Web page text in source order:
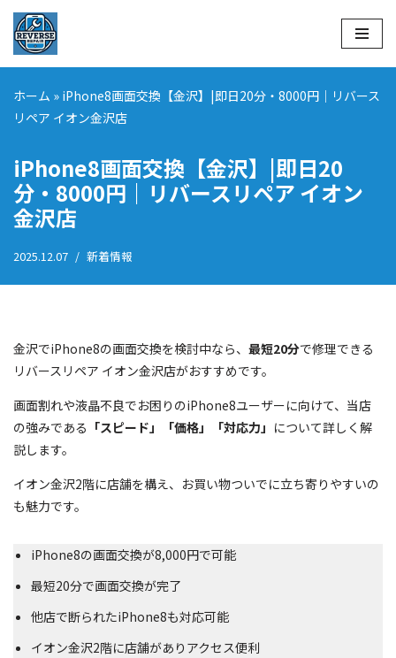
コ
ン
テ
ン
へ
ス
キ
ッ
ホーム » iPhone8画面交換【金沢】|即日20分・8000円｜リバース
リペア イオン金沢店
iPhone8画面交換【金沢】|即日20
分・8000円｜リバースリペア イオン
金沢店
2025.12.07 新着情報
金沢でiPhone8の画面交換を検討中なら、 最短20分で修理できる
リバースリペア イオン金沢店がおすすめです。
画面割れや液晶不良でお困りのiPhone8ユーザーに向けて、当店
の強みである 「スピード」「価格」「対応力」 について詳しく解
説します。
イオン金沢2階に店舗を構え、お買い物ついでに立ち寄りやすいの
も魅力です。
iPhone8の画面交換が8,000円で可能
最短20分で画面交換が完了
他店で断られたiPhone8も対応可能
イオン金沢2階に店舗がありアクセス便利